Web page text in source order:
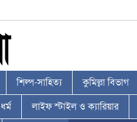
শিল্প-সাহিত্য কুমিল্লা বিভাগ
ধর্ম লাইফ স্টাইল ও ক্যারিয়ার